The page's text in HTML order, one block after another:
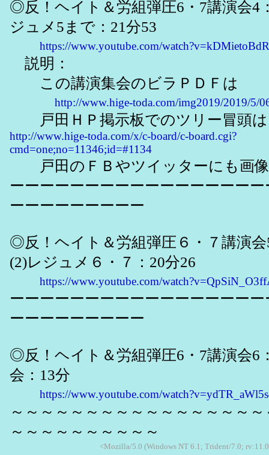
◎反！ヘイト＆労組弾圧6・7講演会4
ジュメ5まで：21分53
https://www.youtube.com/
説明：
この講演集会のビラＰＤＦは
http://www.hige-toda.com/img2019/2019/5/
戸田ＨＰ掲示板でのツリー冒頭は
http://www.hige-toda.com/x/c-board/c-board.cgi?
cmd=one;no=11346;id=#1134
戸田のＦＢやツイッターにも画像
ーーーーーーーーーーーーーーーー
ーーーーーーーーー
◎反！ヘイト＆労組弾圧６・７講演
(2)レジュメ６・７：20分26
https://www.youtube.com/
ーーーーーーーーーーーーーーーー
ーーーーーーーーー
◎反！ヘイト＆労組弾圧6・7講演会6
会：13分
https://www.youtube.com/
～～～～～～～～～～～～～～～～
～～～～～～～～～～
<Mozilla/5.0 (Windows NT 6.1; Trident/7.0;